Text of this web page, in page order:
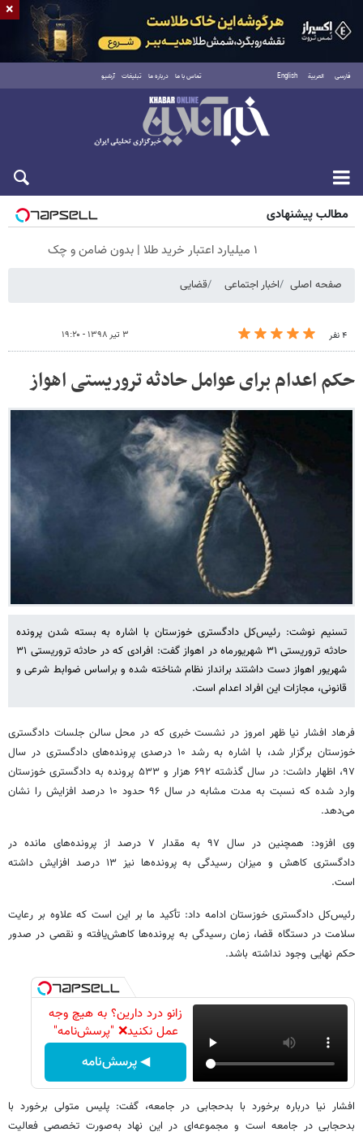
فارسی العربية English تماس با ما درباره ما تبلیغات آرشیو
پنجشنبه ۱۵ مرداد ۱۴۰۵
مطالب پیشنهادی
۱ میلیارد اعتبار خرید طلا | بدون ضامن و چک
صفحه اصلی اخبار اجتماعی قضایی
۴ نفر ۳ تیر ۱۳۹۸ - ۱۹:۲۰
حکم اعدام برای عوامل ‌حادثه تروریستی اهواز
تسنیم نوشت: رئیس‌کل دادگستری خوزستان با اشاره به بسته شدن پرونده
حادثه تروریستی ۳۱ شهریورماه در اهواز گفت: افرادی که در حادثه تروریستی ۳۱
شهریور اهواز ‌دست داشتند برانداز نظام شناخته‌ شده و براساس ضوابط شرعی و
قانونی، مجازات این افراد اعدام است.
فرهاد افشار نیا ظهر امروز در نشست خبری که در محل سالن جلسات دادگستری
خوزستان برگزار شد، با اشاره به رشد ۱۰ درصدی پرونده‌های دادگستری در سال
۹۷، اظهار داشت: در سال گذشته ۶۹۲ هزار و ۵۳۳ پرونده به دادگستری خوزستان
وارد شده که نسبت به مدت مشابه در سال ۹۶ حدود ۱۰ درصد افزایش را نشان
می‌دهد.
وی افزود: همچنین در سال ۹۷ به مقدار ۷ درصد از پرونده‌های مانده در
دادگستری کاهش و میزان رسیدگی به پرونده‌ها نیز ۱۳ درصد افزایش داشته
است.
رئیس‌کل دادگستری خوزستان ادامه داد: تأکید ما بر این است که علاوه بر رعایت
سلامت در دستگاه قضا، زمان رسیدگی به پرونده‌ها کاهش‌یافته و نقصی در صدور
حکم نهایی وجود نداشته باشد.
زانو درد دارین؟ به هیچ وجه
عمل نکنید❌ "پرسش‌نامه"
◀ پرسش‌نامه
افشار نیا درباره برخورد با بدحجابی در جامعه، گفت: پلیس متولی برخورد با
بدحجابی در جامعه است و مجموعه‌ای در این نهاد به‌صورت تخصصی فعالیت
×